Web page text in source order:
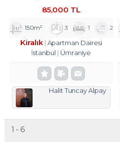
85,000 TL
150m² 3 1 2
Kiralık Apartman Dairesi
İstanbul
Ümraniye
Halit Tuncay Alpay
1 - 6